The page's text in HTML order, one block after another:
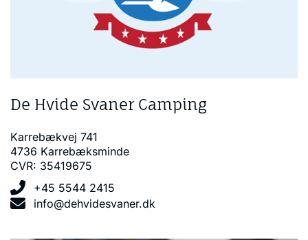
De Hvide Svaner Camping
Karrebækvej 741
4736 Karrebæksminde
CVR: 35419675
+45 5544 2415
info@dehvidesvaner.dk